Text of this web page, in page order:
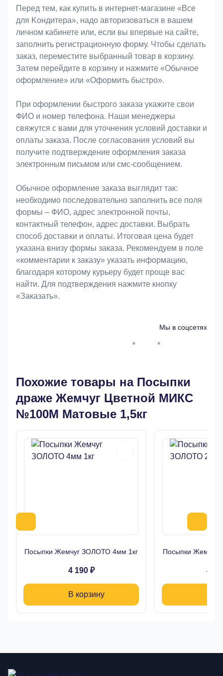
Оформление заказа
Перед тем, как купить в интернет-магазине «Bce
для Koндитeрa», надо авторизоваться в вашем
личном кабинете или, если вы впервые на сайте,
заполнить регистрационную форму. Чтобы сделать
заказ, переместите выбранный товар в корзину.
Затем перейдите в корзину и нажмите «Обычное
оформление» или «Оформить быстро».
При оформлении быстрого заказа укажите свои
ФИО и номер телефона. Наши менеджеры
свяжутся с вами для уточнения условий доставки и
оплаты заказа. После согласования условий вы
получите подтверждение оформления заказа
электронным письмом или смс-сообщением.
Обычное оформление заказа выглядит так:
необходимо последовательно заполнить все поля
формы – ФИО, адрес электронной почты,
контактный телефон, адрес доставки. Выбрать
способ доставки и оплаты. Итоговая цена будет
указана внизу формы заказа. Рекомендуем в поле
«комментарии к заказу» указать информацию,
благодаря которому курьеру будет проще вас
найти. Для подтверждения нажмите кнопку
«Заказать».
Мы в соцсетях
* *
Похожие товары на Посыпки
драже Жемчуг Цветной МИКС
№100М Матовые 1,5кг
Посыпки Жемчуг ЗОЛОТО 4мм 1кг
4 190 ₽
В корзину
Посыпки Жемчуг
4